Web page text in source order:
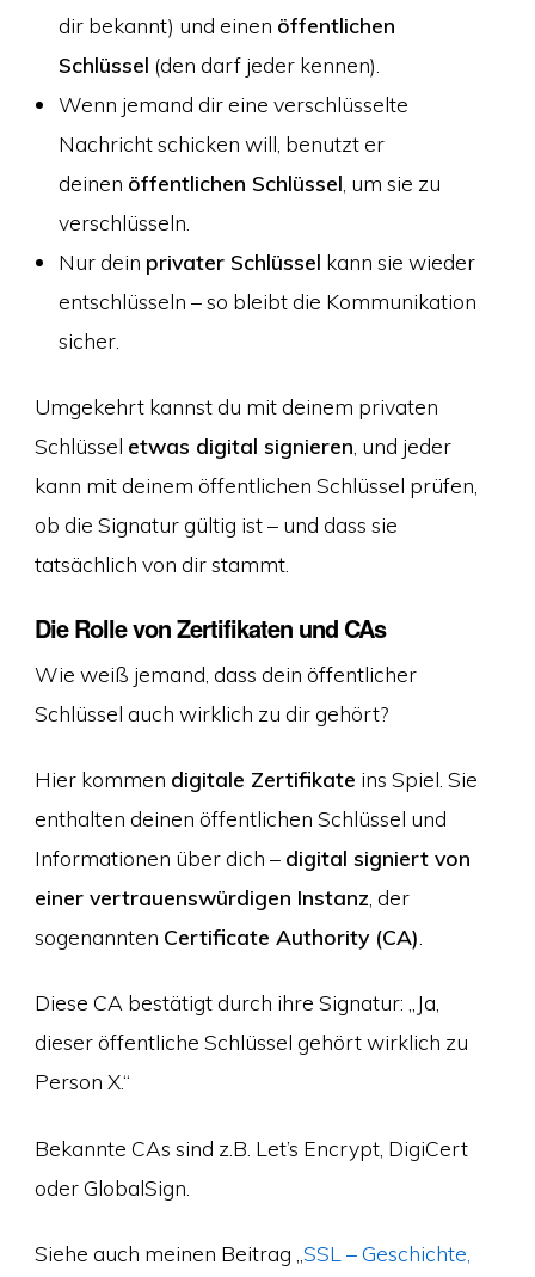
dir bekannt) und einen öffentlichen
Schlüssel (den darf jeder kennen).
Wenn jemand dir eine verschlüsselte
Nachricht schicken will, benutzt er
deinen öffentlichen Schlüssel , um sie zu
verschlüsseln.
Nur dein privater Schlüssel kann sie wieder
entschlüsseln – so bleibt die Kommunikation
sicher.
Umgekehrt kannst du mit deinem privaten
Schlüssel etwas digital signieren , und jeder
kann mit deinem öffentlichen Schlüssel prüfen,
ob die Signatur gültig ist – und dass sie
tatsächlich von dir stammt.
Die Rolle von Zertifikaten und CAs
Wie weiß jemand, dass dein öffentlicher
Schlüssel auch wirklich zu dir gehört?
Hier kommen digitale Zertifikate ins Spiel. Sie
enthalten deinen öffentlichen Schlüssel und
Informationen über dich – digital signiert von
einer vertrauenswürdigen Instanz , der
sogenannten Certificate Authority (CA)
Diese CA bestätigt durch ihre Signatur: „Ja,
dieser öffentliche Schlüssel gehört wirklich zu
Person X.“
Bekannte CAs sind z.B. Let’s Encrypt, DigiCert
oder GlobalSign.
Siehe auch meinen Beitrag „ SSL – Geschichte,